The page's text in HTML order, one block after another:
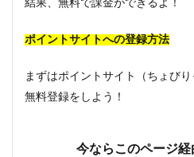
ポイントサイトへの登録方法
まずはポイントサイト（ちょびり
無料登録をしよう！
今ならこのページ